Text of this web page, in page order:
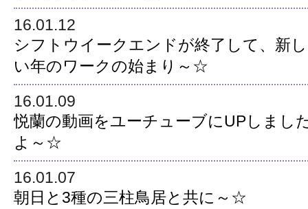
16.01.12
シフトウイークエンドが終了して、新し
い年のワークの始まり～☆
16.01.09
悦蘭の動画をユーチューブにUPしまし
よ～☆
16.01.07
朝日と3種の三柱鳥居と共に～☆